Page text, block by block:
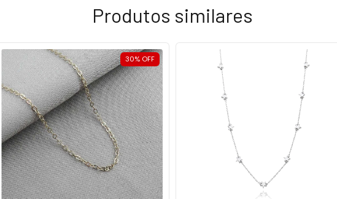
Produtos similares
30% OFF